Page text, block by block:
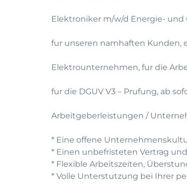
Elektroniker m/w/d Energie- und
fur unseren namhaften Kunden,
Elektrounternehmen, fur die
fur die DGUV V3 – Prufung, ab
Arbeitgeberleistungen /
* Eine offene
* Einen unbefristeten Vertrag
* Flexible Arbeitszeiten,
* Volle Unterstutzung bei Ihrer